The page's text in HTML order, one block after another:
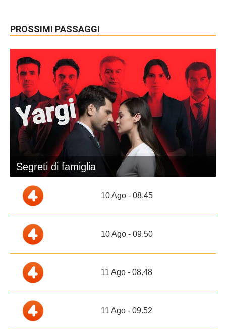
PROSSIMI PASSAGGI
Segreti di famiglia
10 Ago - 08.45
10 Ago - 09.50
11 Ago - 08.48
11 Ago - 09.52